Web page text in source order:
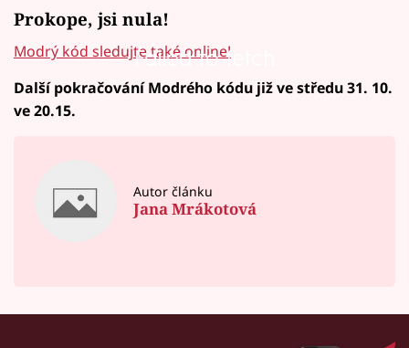
Prokope, jsi nula!
Failed to fetch
Modrý kód sledujte také online!
Další pokračování Modrého kódu již ve středu 31. 10.
ve 20.15.
Autor článku
Jana Mrákotová